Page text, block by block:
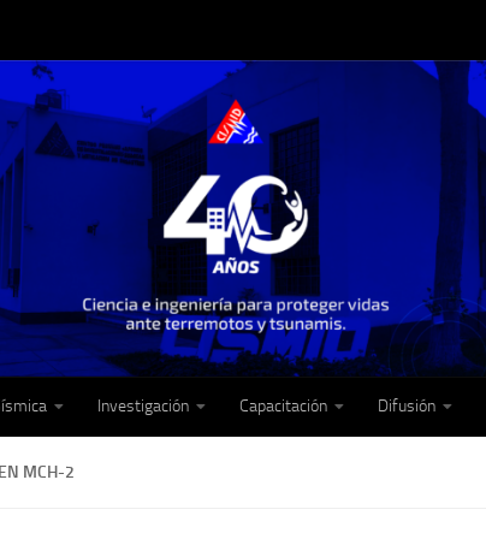
Investigación Capacitación Difusión
MCH-2